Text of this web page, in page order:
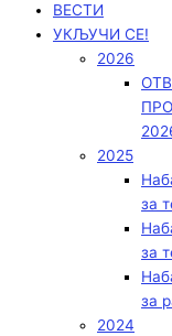
ВЕСТИ
УКЉУЧИ СЕ!
2026
2025
за
за
за
2024